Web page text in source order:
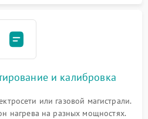
и калибровка
или газовой магистрали.
нагрева на разных мощностях.